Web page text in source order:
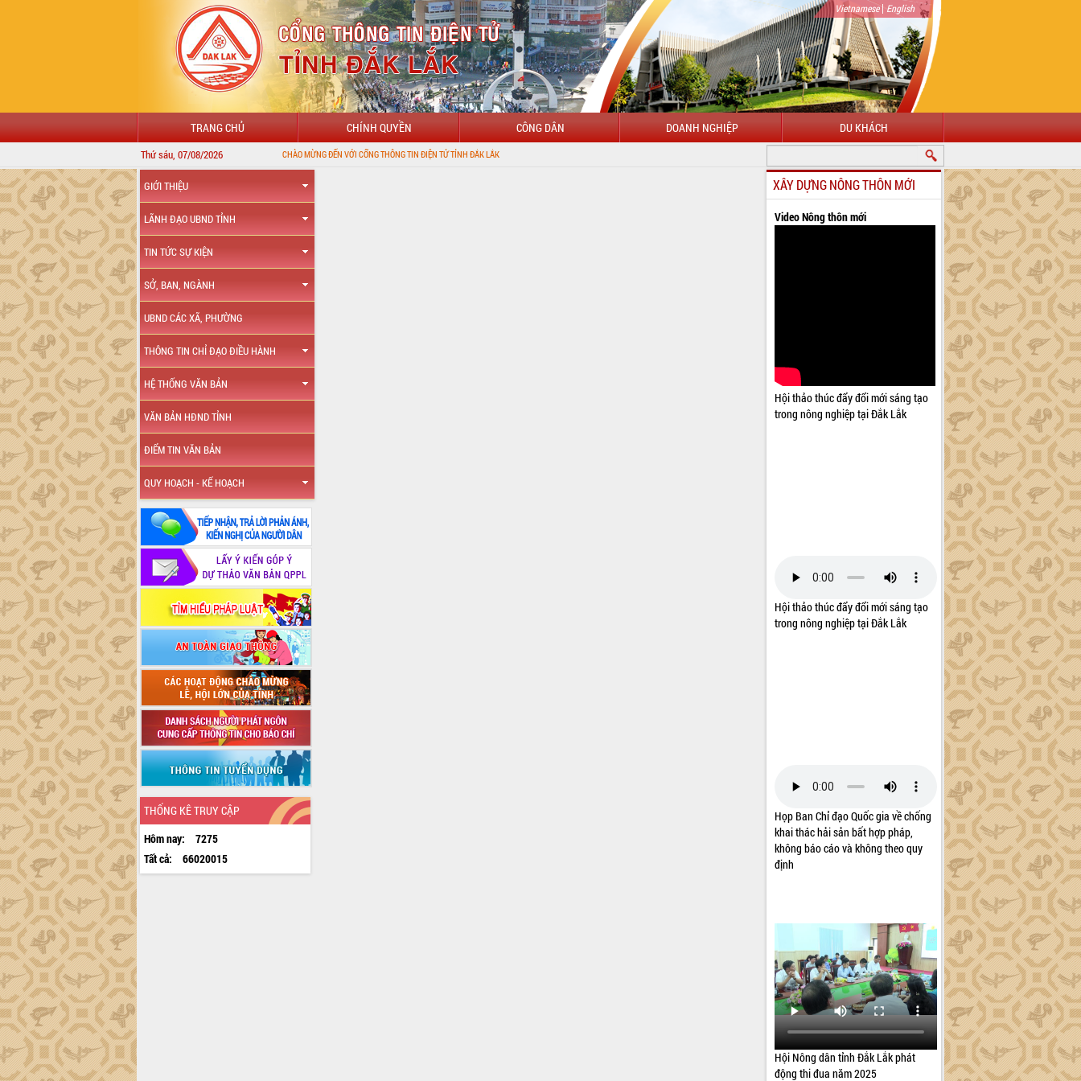
Vietnamese| English
TRANG CHỦ CHÍNH QUYỀN CÔNG DÂN DOANH NGHIỆP DU KHÁCH
Thứ sáu, 07/08/2026CHÀO MỪNG ĐẾN VỚI CỔNG THÔNG TIN ĐIỆN TỬ TỈNH ĐẮK LẮK
GIỚI THIỆU
LÃNH ĐẠO UBND TỈNH
TIN TỨC SỰ KIỆN
SỞ, BAN, NGÀNH
UBND CÁC XÃ, PHƯỜNG
THÔNG TIN CHỈ ĐẠO ĐIỀU HÀNH
HỆ THỐNG VĂN BẢN
VĂN BẢN HĐND TỈNH
ĐIỂM TIN VĂN BẢN
QUY HOẠCH - KẾ HOẠCH
THỐNG KÊ TRUY CẬP
Hôm nay:
7275
Tất cả:
66020015
XÂY DỰNG NÔNG THÔN MỚI
Video Nông thôn mới
Hội thảo thúc đẩy đổi mới sáng tạo
trong nông nghiệp tại Đắk Lắk
Hội thảo thúc đẩy đổi mới sáng tạo
trong nông nghiệp tại Đắk Lắk
Họp Ban Chỉ đạo Quốc gia về chống
khai thác hải sản bất hợp pháp,
không báo cáo và không theo quy
định
Hội Nông dân tỉnh Đắk Lắk phát
động thi đua năm 2025